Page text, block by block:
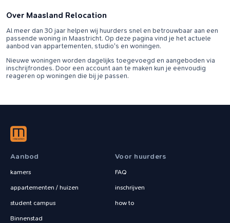
Over Maasland Relocation
Al meer dan 30 jaar helpen wij huurders snel en betrouwbaar aan een
passende woning in Maastricht. Op deze pagina vind je het actuele
aanbod van appartementen, studio's en woningen.
Nieuwe woningen worden dagelijks toegevoegd en aangeboden via
inschrijfrondes. Door een account aan te maken kun je eenvoudig
reageren op woningen die bij je passen.
Aanbod
kamers
appartementen / huizen
student campus
Binnenstad
Voor huurders
FAQ
inschrijven
how to